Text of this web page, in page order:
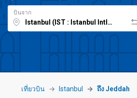
บินจาก
เที่ยวบิน Istanbul ถึง Jeddah